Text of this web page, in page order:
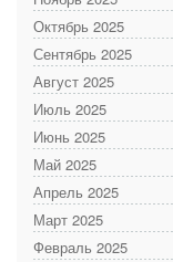
Октябрь 2025
Сентябрь 2025
Август 2025
Июль 2025
Июнь 2025
Май 2025
Апрель 2025
Март 2025
Февраль 2025